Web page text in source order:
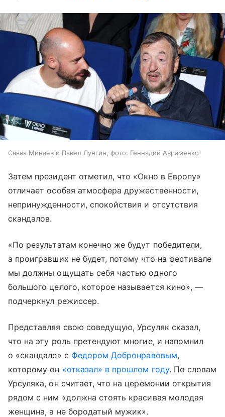
Савва Минаев и Павел Лунгин, фото: Геннадий Авраменко
Затем президент отметил, что «Окно в Европу»
отличает особая атмосфера дружественности,
непринужденности, спокойствия и отсутствия
скандалов.
«По результатам конечно же будут победители,
а проигравших не будет, потому что на фестивале
мы должны ощущать себя частью одного
большого целого, которое называется кино», —
подчеркнул режиссер.
Представляя свою соведущую, Урсуляк сказал,
что на эту роль претендуют многие, и напомнил
о «скандале» с Федором Добронравовым,
которому он «отказал» в прошлом году. По словам
Урсуляка, он считает, что на церемонии открытия
рядом с ним «должна стоять красивая молодая
женщина, а не бородатый мужик».